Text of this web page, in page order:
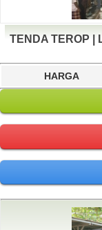
TENDA TEROP |
HARGA